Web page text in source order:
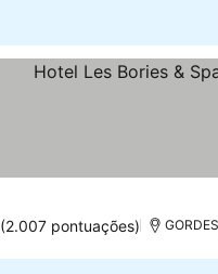
(2.007 pontuações)